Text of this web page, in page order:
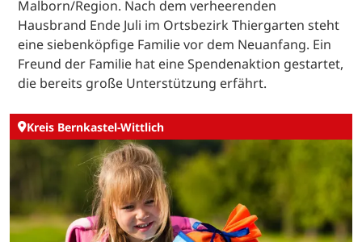
Malborn/Region. Nach dem verheerenden
Hausbrand Ende Juli im Ortsbezirk Thiergarten steht
eine siebenköpfige Familie vor dem Neuanfang. Ein
Freund der Familie hat eine Spendenaktion gestartet,
die bereits große Unterstützung erfährt.
Kreis Bernkastel-Wittlich